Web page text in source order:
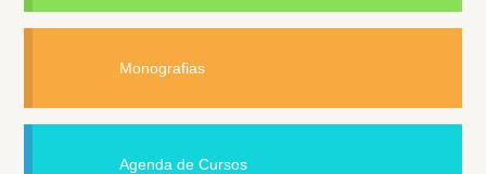
Monografias
Agenda de Cursos